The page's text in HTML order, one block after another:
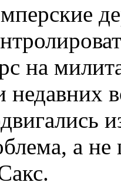
на
недавних
а